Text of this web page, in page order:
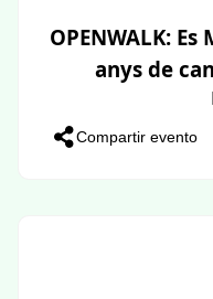
OPENWALK:
anys de
Compartir evento